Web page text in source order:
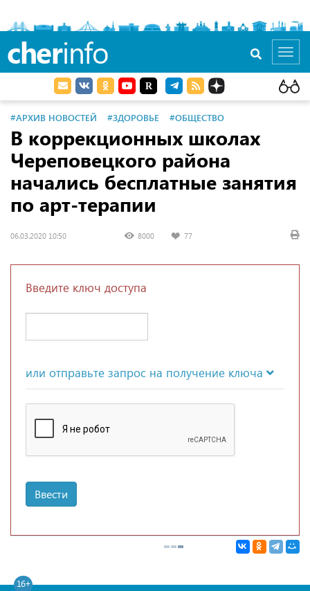
cherinfo
#АРХИВ НОВОСТЕЙ #ЗДОРОВЬЕ #ОБЩЕСТВО
В коррекционных школах
Череповецкого района
начались бесплатные занятия
по арт-терапии
06.03.2020 10:50 8000 77
Введите ключ доступа
или отправьте запрос на получение ключа
Ввести
16+